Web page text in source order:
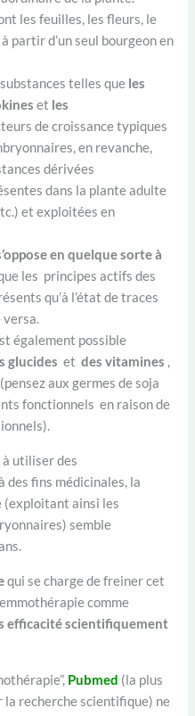
les feuilles, les fleurs, le
partir d’un seul bourgeon en
telles que les
et les
de croissance typiques
en revanche,
dérivées
dans la plante adulte
et exploitées en
en quelque sorte à
les principes actifs des
qu’à l’état de traces
versa.
également possible
glucides etdes vitamines ,
aux germes de soja
fonctionnels en raison de
utiliser des
des fins médicinales, la
(exploitant ainsi les
semble
qui se charge de freiner cet
comme
efficacité scientifiquement
Pubmed (la plus
la recherche scientifique) ne